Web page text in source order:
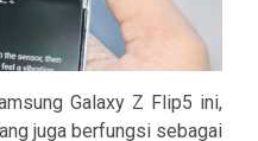
Galaxy Z Flip5 ini,
juga berfungsi sebagai